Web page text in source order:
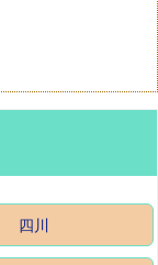
四川